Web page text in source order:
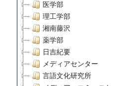
医学部
理工学部
湘南藤沢
薬学部
日吉紀要
メディアセンター
言語文化研究所